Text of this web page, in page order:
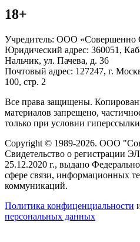
18+
Учредитель: ООО «Совершенно
Юридический адрес: 360051,
Нальчик, ул. Пачева, д. 36
Почтовый адрес: 127247, г.
100, стр. 2
Все права защищены.
материалов запрещено,
только при условии
Copyright © 1989-2026. ООО
Свидетельство о регистрации
25.12.2020 г., выдано
сфере связи, информационных
коммуникаций.
Политика конфиценциальности
персональных данных